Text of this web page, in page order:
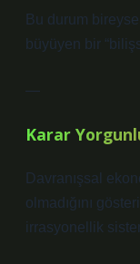
Bu durum
büyüyen bir
—
Karar
Davranışsal
olmadığını
irrasyonellik